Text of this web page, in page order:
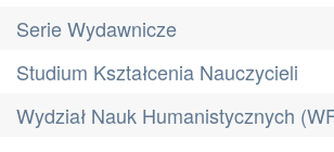
Serie Wydawnicze
Studium Kształcenia Nauczycieli
Wydział Nauk Humanistycznych